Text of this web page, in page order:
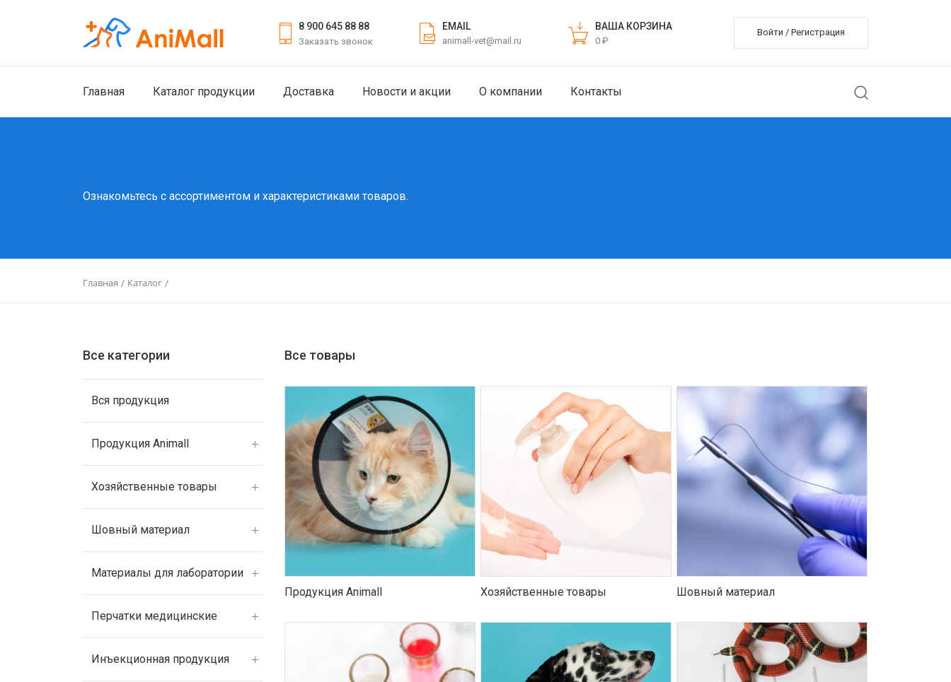
8 900 645 88 88
Заказать звонок
EMAIL
animall-vet@mail.ru
ВАША КОРЗИНА
0 ₽
Войти / Регистрация
Главная Каталог продукции Доставка Новости и акции О компании Контакты
Ознакомьтесь с ассортиментом и характеристиками товаров.
Главная / Каталог /
Все категории
Вся продукция
Продукция Animall
Хозяйственные товары
Шовный материал
Материалы для лаборатории
Перчатки медицинские
Инъекционная продукция
Все товары
Продукция Animall Хозяйственные товары Шовный материал